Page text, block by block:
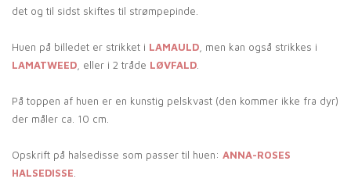
det og til sidst skiftes til strømpepinde.
Huen på billedet er strikket i LAMAULD , men kan også strikkes i
LAMATWEED , eller i 2 tråde LØVFALD
På toppen af huen er en kunstig pelskvast (den kommer ikke fra dyr)
der måler ca. 10 cm.
Opskrift på halsedisse som passer til huen: ANNA-ROSES
HALSEDISSE